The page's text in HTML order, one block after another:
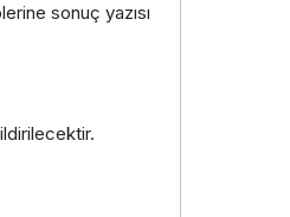
sonuç yazısı